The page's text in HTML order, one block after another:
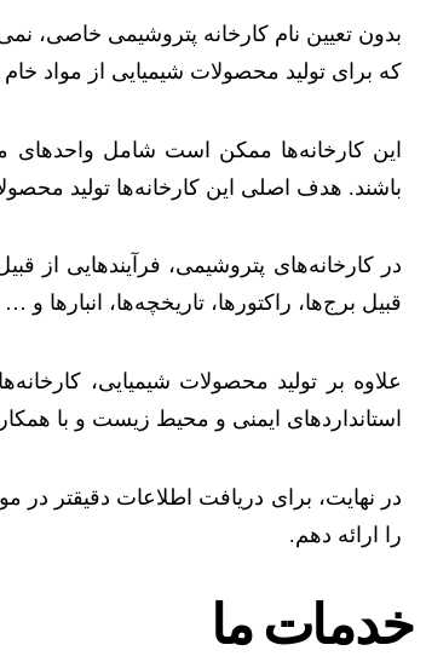
بدون تعیین نام کارخانه پتروشیمی خاصی،
که برای تولید محصولات شیمیایی از مواد
این کارخانه‌ها ممکن است شامل واحدهای
باشند. هدف اصلی این کارخانه‌ها تولید
در کارخانه‌های پتروشیمی، فرآیندهایی از
قبیل برج‌ها، راکتورها، تاریخچه‌ها، انبارها و
علاوه بر تولید محصولات شیمیایی،
استانداردهای ایمنی و محیط زیست و با
در نهایت، برای دریافت اطلاعات دقیقتر در
را ارائه دهم.
خدمات ما